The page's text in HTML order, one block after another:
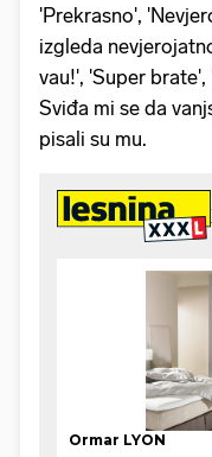
'Prekrasno',
izgleda
vau!', 'Super
Sviđa mi se da
pisali su mu.